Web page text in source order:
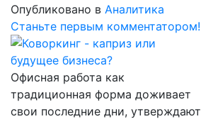
Опубликовано в Аналитика
Станьте первым комментатором!
Офисная работа как
традиционная форма доживает
свои последние дни, утверждают